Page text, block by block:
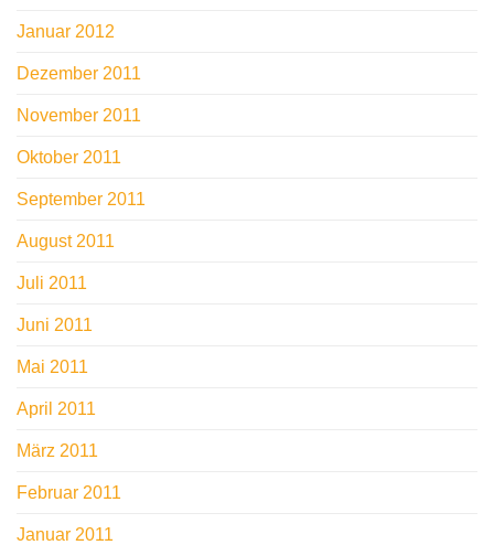
Januar 2012
Dezember 2011
November 2011
Oktober 2011
September 2011
August 2011
Juli 2011
Juni 2011
Mai 2011
April 2011
März 2011
Februar 2011
Januar 2011